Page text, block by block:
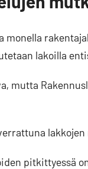
monella
lakoilla
mutta
pitkittyessä